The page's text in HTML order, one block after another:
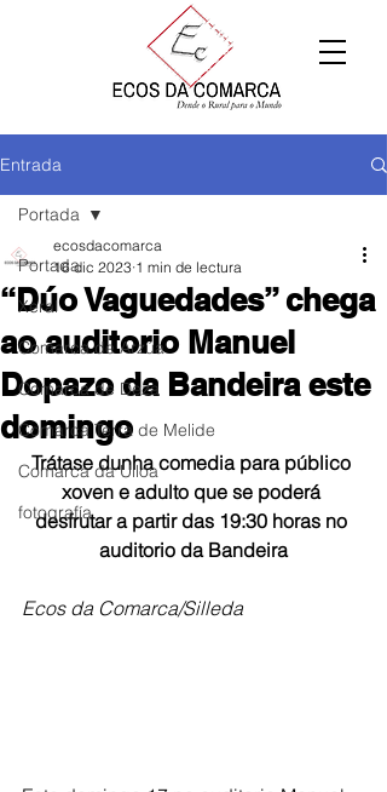
Entrada
Portada
Xeral
Comarca de Arzúa
Comarca de Deza
Comarca Terra de Melide
Comarca da Ulloa
fotografía
Portada
“Dúo Vaguedades” chega
ao auditorio Manuel
Dopazo da Bandeira este
domingo
ecosdacomarca
16 dic 2023 1 min de lectura
Trátase dunha comedia para público
xoven e adulto que se poderá
desfrutar a partir das 19:30 horas no
auditorio da Bandeira
Ecos da Comarca/Silleda